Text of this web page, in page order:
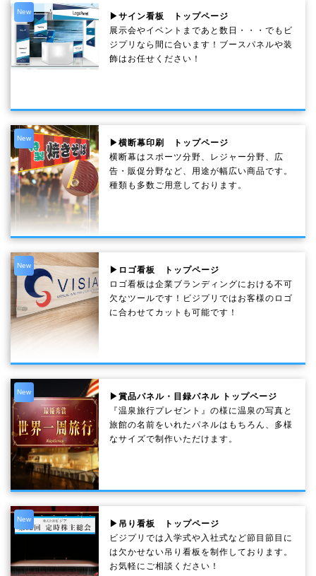
New
▶サイン看板 トップページ
展示会やイベントまであと数日・・・でもビ
ジプリなら間に合います！ブースパネルや装
飾はお任せください！
New
▶横断幕印刷 トップページ
横断幕はスポーツ分野、レジャー分野、広
告・販促分野など、用途が幅広い商品です。
種類も多数ご用意しております。
New
▶ロゴ看板 トップページ
ロゴ看板は企業ブランディングにおける不可
欠なツールです！ビジプリではお客様のロゴ
に合わせてカットも可能です！
New
▶賞品パネル・目録パネル トップページ
『温泉旅行プレゼント』の様に温泉の写真と
旅館の名前をいれたパネルはもちろん、多様
なサイズで制作いただけます。
New
▶吊り看板 トップページ
ビジプリでは入学式や入社式など節目節目に
は欠かせない吊り看板を制作しております。
お気軽にご相談ください！